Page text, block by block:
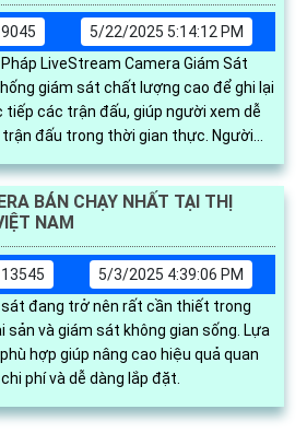
5/22/2025 5:14:12 PM
Pháp LiveStream Camera Giám Sát
giám sát chất lượng cao để ghi lại
các trận đấu, giúp người xem dễ
đấu trong thời gian thực. Người
video khoảnh khắc hay trực tiếp và
BÁN CHẠY NHẤT TẠI THỊ
NAM
5/3/2025 4:39:06 PM
đang trở nên rất cần thiết trong
và giám sát không gian sống. Lựa
hợp giúp nâng cao hiệu quả quan
phí và dễ dàng lắp đặt.